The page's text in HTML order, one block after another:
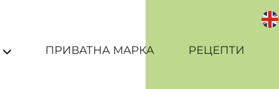
ПРИВАТНА МАРКА РЕЦЕПТИ